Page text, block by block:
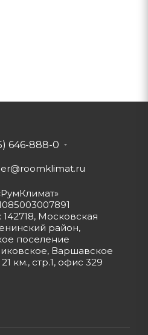
646-888-0
Московская
район,
поселение
Варшавское
км., стр.1, офис 329